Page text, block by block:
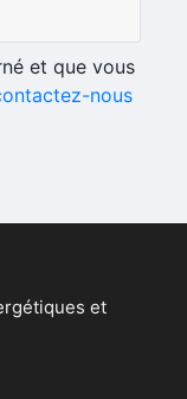
et que vous
nous
et